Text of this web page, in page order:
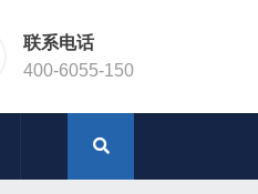
联系电话
400-6055-150